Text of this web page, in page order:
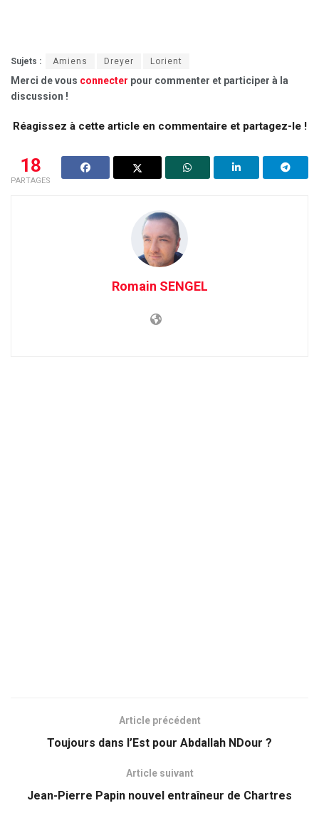
Sujets : Amiens Dreyer Lorient
Merci de vous connecter pour commenter et participer à la
discussion !
Réagissez à cette article en commentaire et partagez-le !
18
PARTAGES
Romain SENGEL
Article précédent
Toujours dans l’Est pour Abdallah NDour ?
Article suivant
Jean-Pierre Papin nouvel entraîneur de Chartres